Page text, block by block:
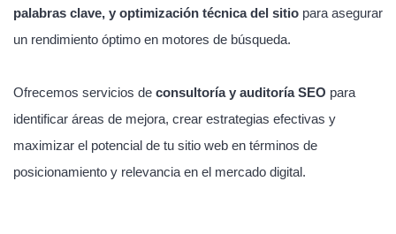
palabras clave, y optimización técnica del sitio para asegurar
un rendimiento óptimo en motores de búsqueda.
Ofrecemos servicios de consultoría y auditoría SEO para
identificar áreas de mejora, crear estrategias efectivas y
maximizar el potencial de tu sitio web en términos de
posicionamiento y relevancia en el mercado digital.